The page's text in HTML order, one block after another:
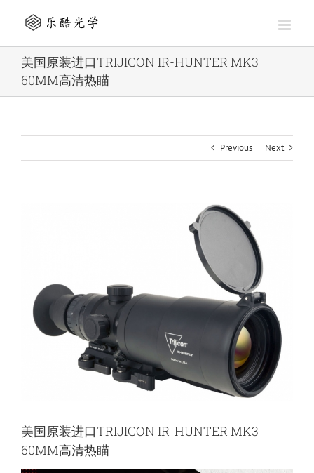
美国原装进口TRIJICON IR-HUNTER MK3
60MM高清热瞄
Previous Next
美国原装进口TRIJICON IR-HUNTER MK3
60MM高清热瞄